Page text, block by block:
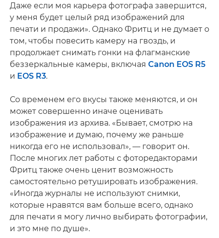
Даже если моя карьера фотографа завершится,
у меня будет целый ряд изображений для
печати и продажи». Однако Фритц и не думает о
том, чтобы повесить камеру на гвоздь, и
продолжает снимать гонки на флагманские
беззеркальные камеры, включая Canon EOS R5
и EOS R3.
Со временем его вкусы также меняются, и он
может совершенно иначе оценивать
изображения из архива. «Бывает, смотрю на
изображение и думаю, почему же раньше
никогда его не использовал», — говорит он.
После многих лет работы с фоторедакторами
Фритц также очень ценит возможность
самостоятельно ретушировать изображения.
«Иногда журналы не используют снимки,
которые нравятся вам больше всего, однако
для печати я могу лично выбирать фотографии,
и это мне по душе».